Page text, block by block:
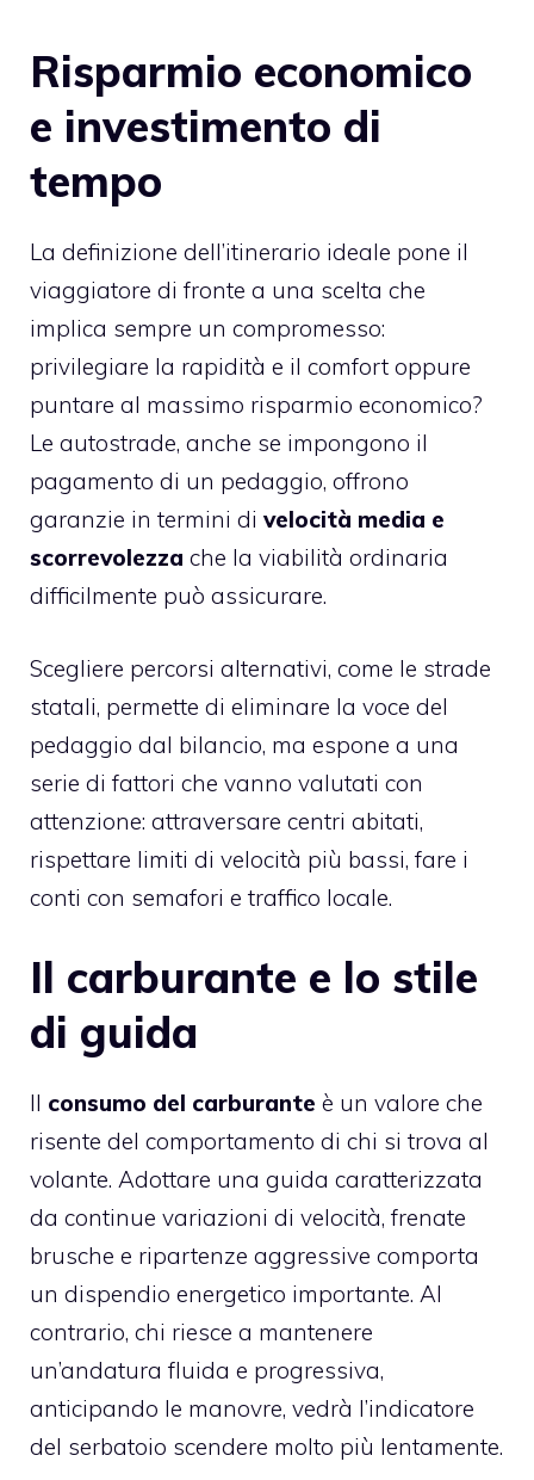
Risparmio economico
e investimento di
tempo
La definizione dell’itinerario ideale pone il
viaggiatore di fronte a una scelta che
implica sempre un compromesso:
privilegiare la rapidità e il comfort oppure
puntare al massimo risparmio economico?
Le autostrade, anche se impongono il
pagamento di un pedaggio, offrono
garanzie in termini di velocità media e
scorrevolezza che la viabilità ordinaria
difficilmente può assicurare.
Scegliere percorsi alternativi, come le strade
statali, permette di eliminare la voce del
pedaggio dal bilancio, ma espone a una
serie di fattori che vanno valutati con
attenzione: attraversare centri abitati,
rispettare limiti di velocità più bassi, fare i
conti con semafori e traffico locale.
Il carburante e lo stile
di guida
Il consumo del carburante è un valore che
risente del comportamento di chi si trova al
volante. Adottare una guida caratterizzata
da continue variazioni di velocità, frenate
brusche e ripartenze aggressive comporta
un dispendio energetico importante. Al
contrario, chi riesce a mantenere
un’andatura fluida e progressiva,
anticipando le manovre, vedrà l’indicatore
del serbatoio scendere molto più lentamente.